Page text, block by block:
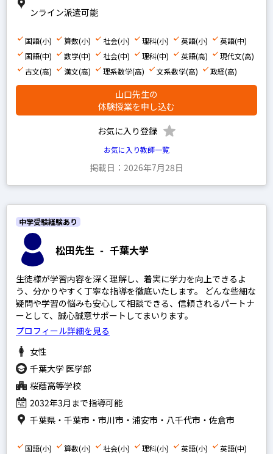
男性
女性
塾講師経験あり
文系
理系
その他
写真あり
写真なし
ンライン派遣可能
国語(小) 算数(小) 社会(小) 理科(小) 英語(小)
英語(中)
国語(中)
数学(中) 社会(中) 理科(中) 英語(高)
現代文(高)
古文(高)
漢文(高) 理系数学(高) 文系数学(高) 政経(高)
山口先生の
体験授業を申し込む
お気に入り登録
お気に入り教師一覧
掲載日：2026年7月28日
松田先生 - 千葉大学
中学受験経験あり
生徒様が学習内容を深く理解し、着実に学力を向上できるよ
う、分かりやすく丁寧な指導を徹底いたします。 どんな些細な
疑問や学習の悩みも安心して相談できる、信頼されるパートナ
ーとして、誠心誠意サポートしてまいります。
プロフィール詳細を見る
女性
千葉大学 医学部
桜蔭高等学校
2032年3月まで指導可能
千葉県・千葉市・市川市・浦安市・八千代市・佐倉市
国語(小) 算数(小) 社会(小) 理科(小) 英語(小)
英語(中)